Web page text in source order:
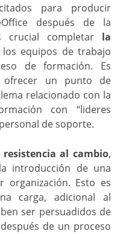
para producir
después de la
completar la
los equipos de trabajo
de formación. Es
ofrecer un punto de
relacionado con la
con “lideres
de soporte.
resistencia al cambio,
introducción de una
organización. Esto es
carga, adicional al
ser persuadidos de
de un proceso